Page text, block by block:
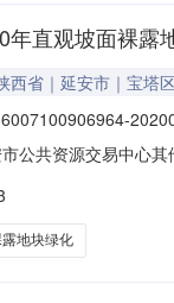
年直观坡面裸露
西省｜延安市｜宝塔区
公共资源交易中心
五厅工期(天)90最高
地块绿化